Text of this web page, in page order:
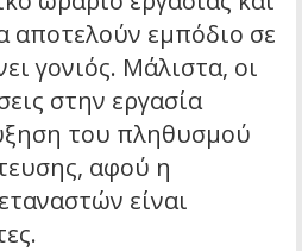
αποτελούν εμπόδιο σε
γονιός. Μάλιστα, οι
στην εργασία
του πληθυσμού
αφού η
είναι